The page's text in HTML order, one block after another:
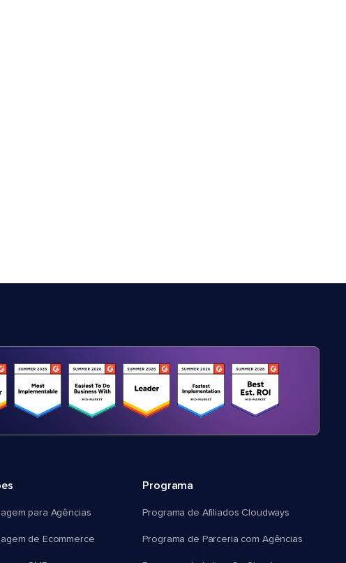
para Agências
de Ecommerce
Programa
Programa de Afiliados Cloudways
Programa de Parceria com Agências